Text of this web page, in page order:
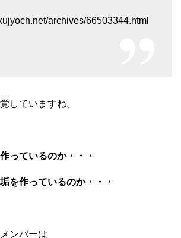
archives/66503344.html
していますね。
っているのか・・・
を作っているのか・・・
ンバーは